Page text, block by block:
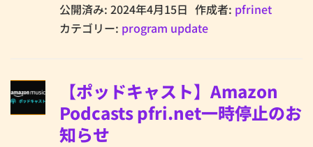
公開済み: 2024年4月15日 作成者: pfrinet
カテゴリー: program update
【ポッドキャスト】Amazon
Podcasts pfri.net一時停止のお
知らせ